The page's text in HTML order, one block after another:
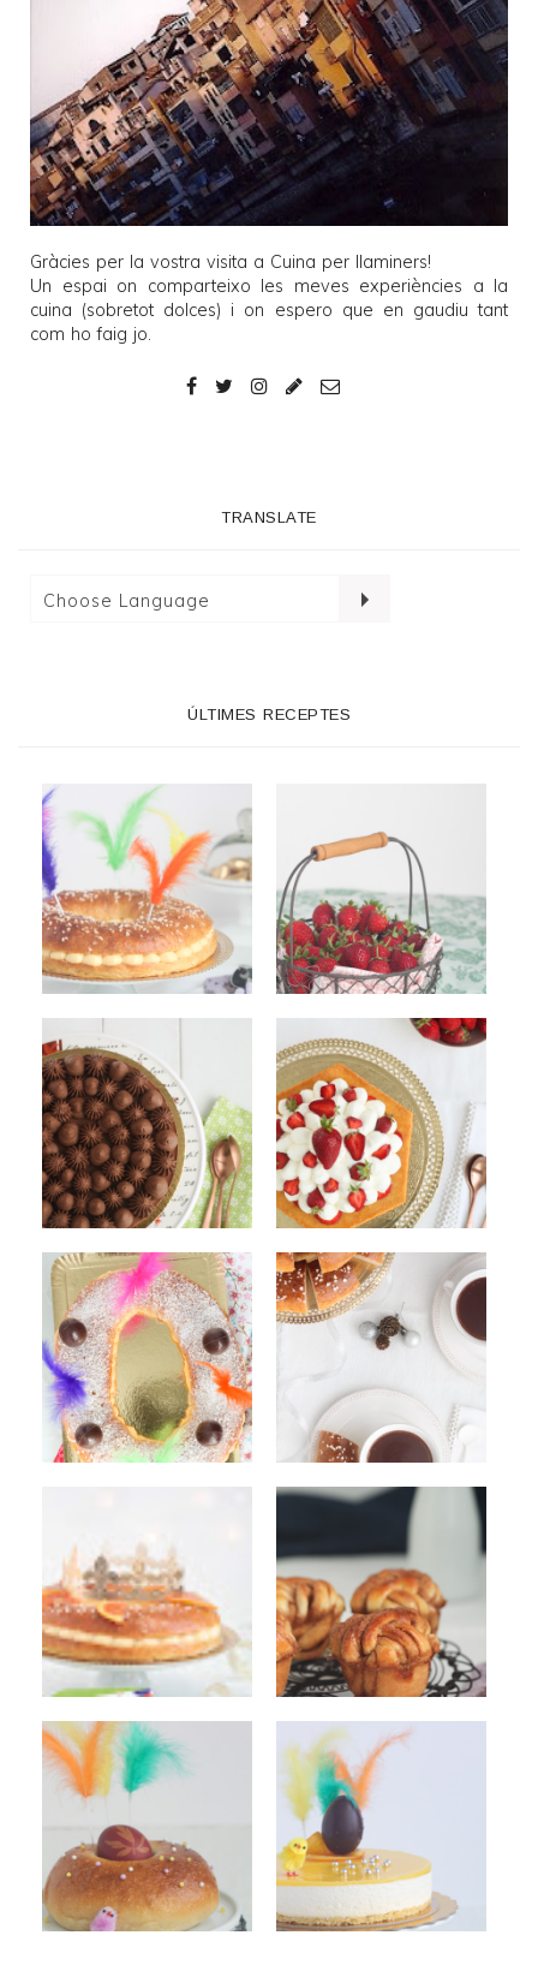
Gràcies per la vostra visita a Cuina per llaminers!
Un espai on comparteixo les meves experiències a la
cuina (sobretot dolces) i on espero que en gaudiu tant
com ho faig jo.
TRANSLATE
ÚLTIMES RECEPTES